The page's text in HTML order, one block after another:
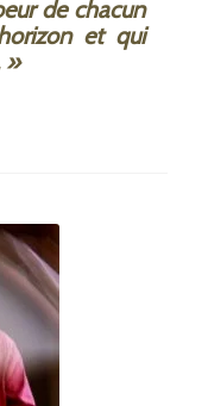
de chacun
et qui
»